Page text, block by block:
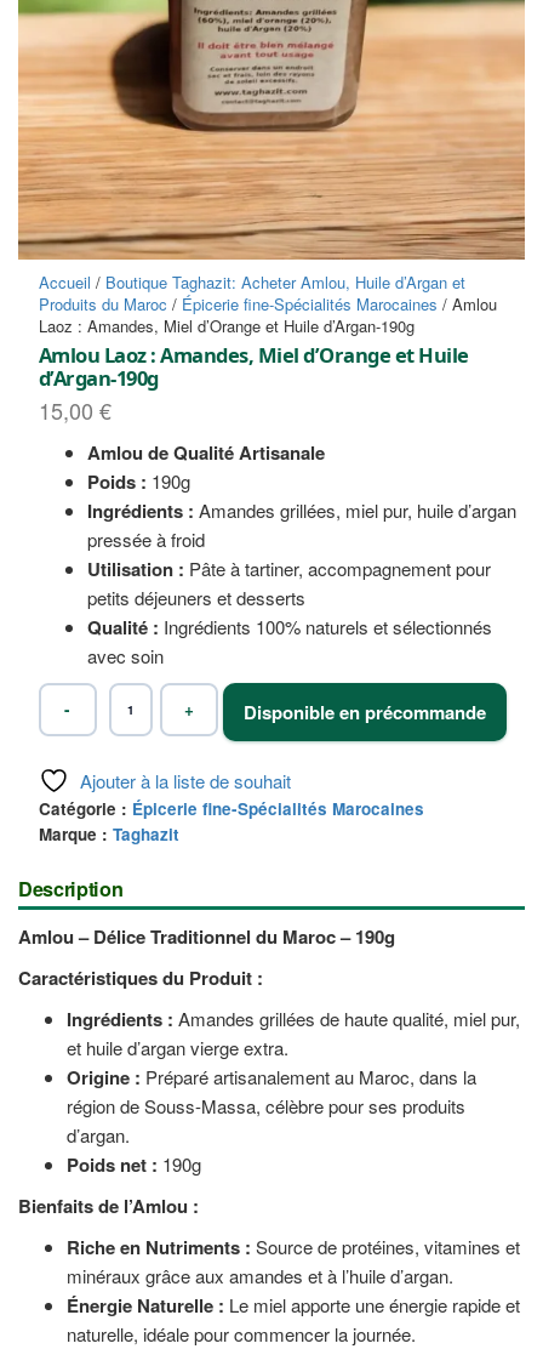
Accueil / Boutique Taghazit: Acheter Amlou, Huile d’Argan et
Produits du Maroc / Épicerie fine-Spécialités Marocaines / Amlou
Laoz : Amandes, Miel d’Orange et Huile d’Argan-190g
Amlou Laoz : Amandes, Miel d’Orange et Huile
d’Argan-190g
15,00 €
Amlou de Qualité Artisanale
Poids : 190g
Ingrédients : Amandes grillées, miel pur, huile d’argan
pressée à froid
Utilisation : Pâte à tartiner, accompagnement pour
petits déjeuners et desserts
Qualité : Ingrédients 100% naturels et sélectionnés
avec soin
- quantité
de
Amlou
Amandes,
Miel
d'Orange
et
d'Argan-
+ Disponible en précommande
Ajouter à la liste de souhait
Catégorie : Épicerie fine-Spécialités Marocaines
Marque : Taghazit
Description
Amlou – Délice Traditionnel du Maroc – 190g
Caractéristiques du Produit :
Ingrédients : Amandes grillées de haute qualité, miel pur,
et huile d’argan vierge extra.
Origine : Préparé artisanalement au Maroc, dans la
région de Souss-Massa, célèbre pour ses produits
d’argan.
Poids net : 190g
Bienfaits de l’Amlou :
Riche en Nutriments : Source de protéines, vitamines et
minéraux grâce aux amandes et à l’huile d’argan.
Énergie Naturelle : Le miel apporte une énergie rapide et
naturelle, idéale pour commencer la journée.